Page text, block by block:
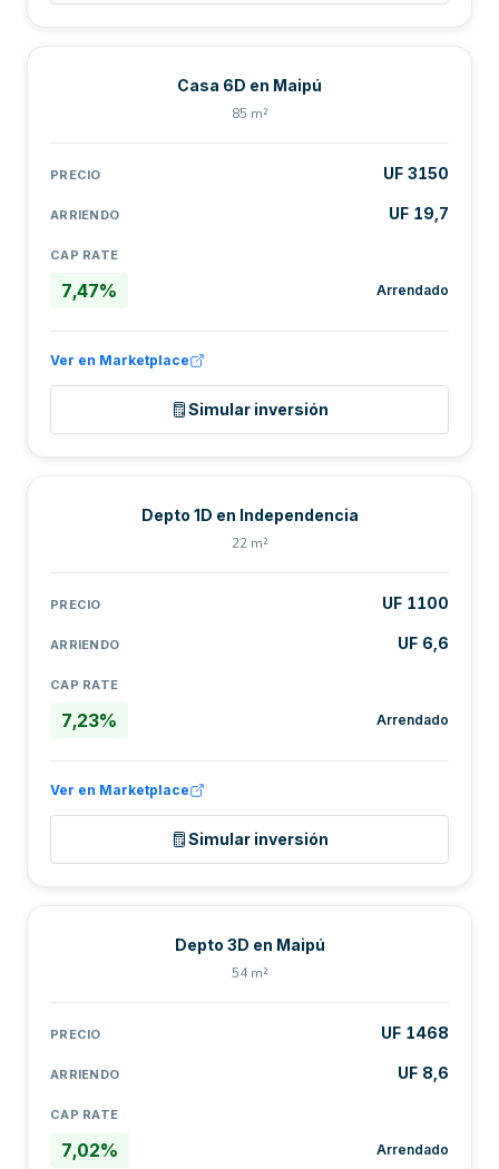
Casa 6D en Maipú
85 m²
PRECIO UF 3150
ARRIENDO UF 19,7
CAP RATE
7,47% Arrendado
Ver en Marketplace
Simular inversión
Depto 1D en Independencia
22 m²
PRECIO UF 1100
ARRIENDO UF 6,6
CAP RATE
7,23% Arrendado
Ver en Marketplace
Simular inversión
Depto 3D en Maipú
54 m²
PRECIO UF 1468
ARRIENDO UF 8,6
CAP RATE
7,02% Arrendado